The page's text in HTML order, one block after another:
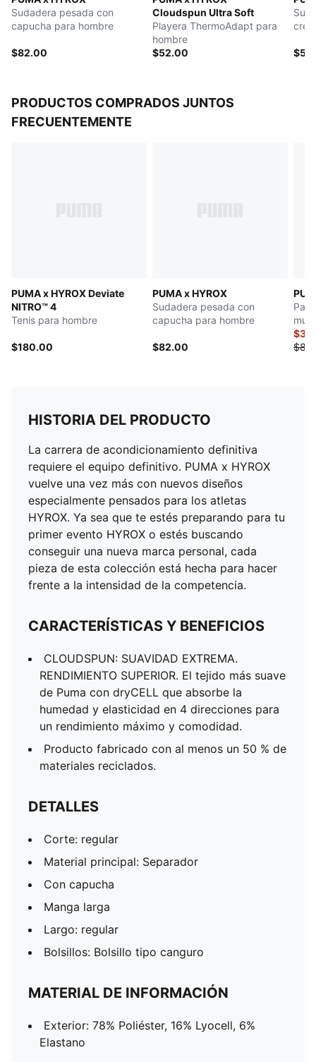
Largo: regular
Bolsillos: Bolsillo tipo canguro
Sudadera pesada con
capucha para hombre
$82.00
Cloudspun Ultra Soft
Playera ThermoAdapt para
hombre
$52.00
PRODUCTOS COMPRADOS JUNTOS
FRECUENTEMENTE
PUMA x HYROX Deviate
NITRO™ 4
Tenis para hombre
$180.00
PUMA x HYROX
Sudadera pesada con
capucha para hombre
$82.00
HISTORIA DEL PRODUCTO
La carrera de acondicionamiento definitiva
requiere el equipo definitivo. PUMA x HYROX
vuelve una vez más con nuevos diseños
especialmente pensados para los atletas
HYROX. Ya sea que te estés preparando para tu
primer evento HYROX o estés buscando
conseguir una nueva marca personal, cada
pieza de esta colección está hecha para hacer
frente a la intensidad de la competencia.
CARACTERÍSTICAS Y BENEFICIOS
CLOUDSPUN: SUAVIDAD EXTREMA.
RENDIMIENTO SUPERIOR. El tejido más suave
de Puma con dryCELL que absorbe la
humedad y elasticidad en 4 direcciones para
un rendimiento máximo y comodidad.
Producto fabricado con al menos un 50 % de
materiales reciclados.
DETALLES
Corte: regular
Material principal: Separador
Con capucha
Manga larga
Largo: regular
Bolsillos: Bolsillo tipo canguro
MATERIAL DE INFORMACIÓN
Exterior: 78% Poliéster, 16% Lyocell, 6%
Elastano